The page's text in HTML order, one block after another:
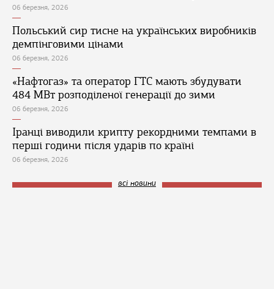
06 березня, 2026
Польський сир тисне на українських виробників
демпінговими цінами
06 березня, 2026
«Нафтогаз» та оператор ГТС мають збудувати
484 МВт розподіленої генерації до зими
06 березня, 2026
Іранці виводили крипту рекордними темпами в
перші години після ударів по країні
06 березня, 2026
всі новини